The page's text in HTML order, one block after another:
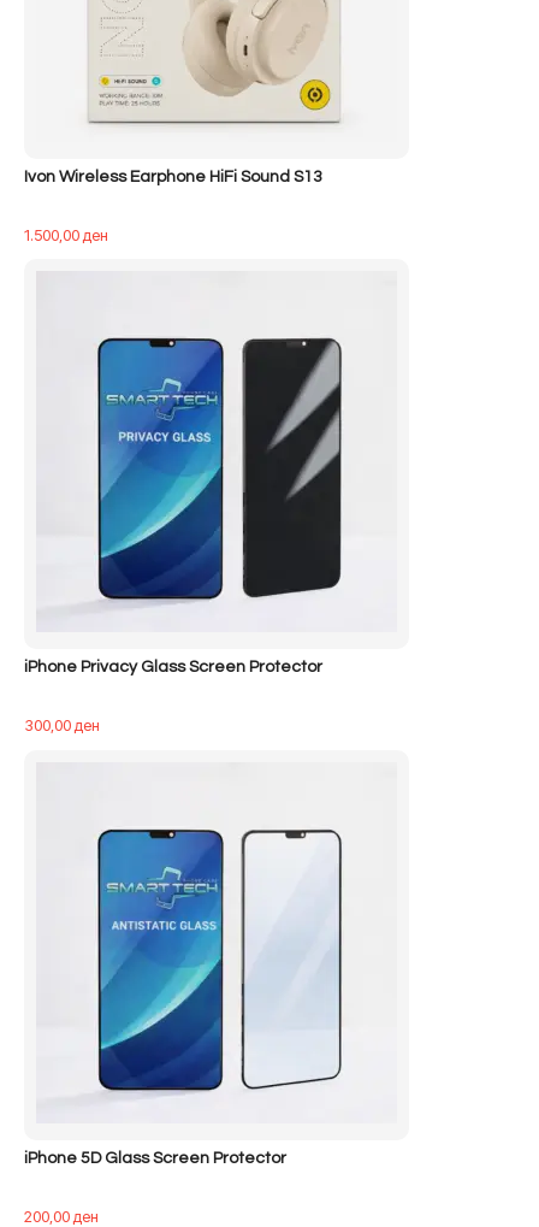
Ivon Wireless Earphone HiFi Sound S13
1.500,00ден
iPhone Privacy Glass Screen Protector
300,00ден
iPhone 5D Glass Screen Protector
200,00ден